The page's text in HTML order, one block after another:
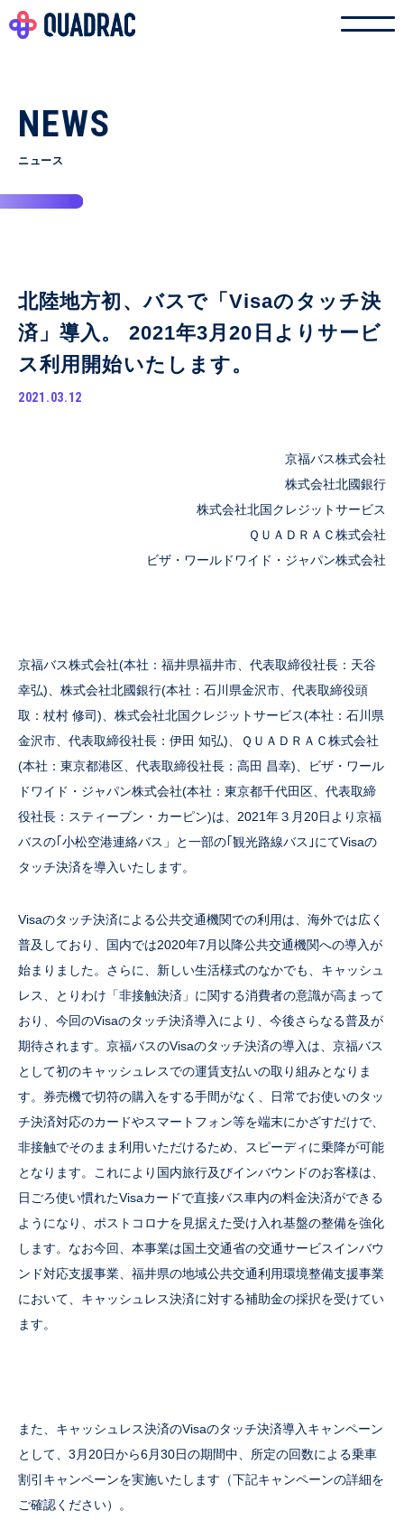
NEWS
ニュース
北陸地方初、バスで「Visaのタッチ決
済」導入。 2021年3月20日よりサービ
ス利用開始いたします。
2021.03.12
京福バス株式会社
株式会社北國銀行
株式会社北国クレジットサービス
ＱＵＡＤＲＡＣ株式会社
ビザ・ワールドワイド・ジャパン株式会社
京福バス株式会社(本社：福井県福井市、代表取締役社長：天谷
幸弘)、株式会社北國銀行(本社：石川県金沢市、代表取締役頭
取：杖村 修司)、株式会社北国クレジットサービス(本社：石川県
金沢市、代表取締役社長：伊田 知弘)、ＱＵＡＤＲＡＣ株式会社
(本社：東京都港区、代表取締役社長：高田 昌幸)、ビザ・ワール
ドワイド・ジャパン株式会社(本社：東京都千代田区、代表取締
役社長：スティーブン・カーピン)は、2021年３月20日より京福
バスの｢小松空港連絡バス」と一部の｢観光路線バス｣にてVisaの
タッチ決済を導入いたします。
Visaのタッチ決済による公共交通機関での利用は、海外では広く
普及しており、国内では2020年7月以降公共交通機関への導入が
始まりました。さらに、新しい生活様式のなかでも、キャッシュ
レス、とりわけ「非接触決済」に関する消費者の意識が高まって
おり、今回のVisaのタッチ決済導入により、今後さらなる普及が
期待されます。京福バスのVisaのタッチ決済の導入は、京福バス
として初のキャッシュレスでの運賃支払いの取り組みとなりま
す。券売機で切符の購入をする手間がなく、日常でお使いのタッ
チ決済対応のカードやスマートフォン等を端末にかざすだけで、
非接触でそのまま利用いただけるため、スピーディに乗降が可能
となります。これにより国内旅行及びインバウンドのお客様は、
日ごろ使い慣れたVisaカードで直接バス車内の料金決済ができる
ようになり、ポストコロナを見据えた受け入れ基盤の整備を強化
します。なお今回、本事業は国土交通省の交通サービスインバウ
ンド対応支援事業、福井県の地域公共交通利用環境整備支援事業
において、キャッシュレス決済に対する補助金の採択を受けてい
ます。
また、キャッシュレス決済のVisaのタッチ決済導入キャンペーン
として、3月20日から6月30日の期間中、所定の回数による乗車
割引キャンペーンを実施いたします（下記キャンペーンの詳細を
ご確認ください）。